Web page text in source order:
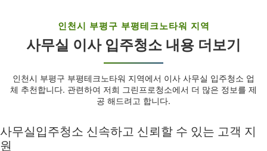
인천시 부평구 부평테크노타워 지역
사무실 이사 입주청소 내용 더보기
인천시 부평구 부평테크노타워 지역에서 이사 사무실 입주청소 업
체 추천합니다. 관련하여 저희 그린프로청소에서 더 많은 정보를 제
공 해드려고 합니다.
사무실입주청소 신속하고 신뢰할 수 있는 고객 지
원